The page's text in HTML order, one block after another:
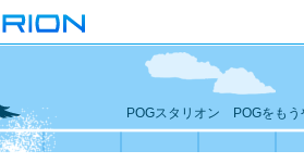
POGスタリオン POGをもう